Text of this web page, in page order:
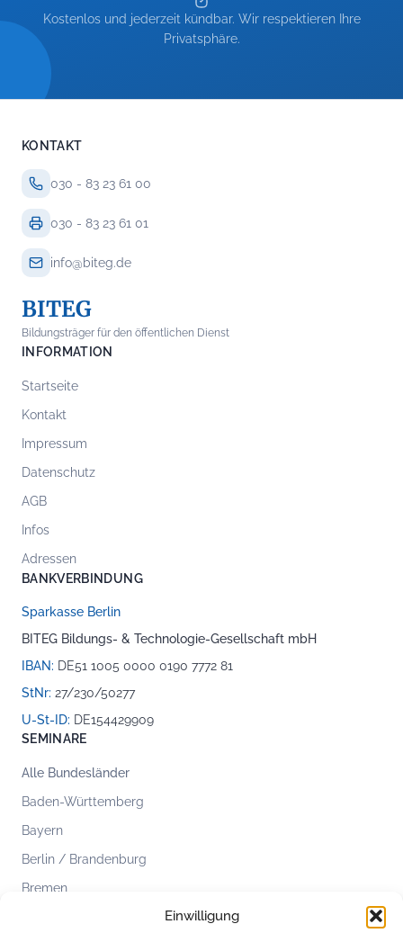
Einwilligung
Kostenlos und jederzeit kündbar. Wir respektieren Ihre
Privatsphäre.
KONTAKT
030 - 83 23 61 00
030 - 83 23 61 01
info@biteg.de
BITEG
Bildungsträger für den öffentlichen Dienst
INFORMATION
Startseite
Kontakt
Impressum
Datenschutz
AGB
Infos
Adressen
BANKVERBINDUNG
Sparkasse Berlin
BITEG Bildungs- & Technologie-Gesellschaft mbH
IBAN: DE51 1005 0000 0190 7772 81
StNr: 27/230/50277
U-St-ID: DE154429909
SEMINARE
Alle Bundesländer
Baden-Württemberg
Bayern
Berlin / Brandenburg
Bremen